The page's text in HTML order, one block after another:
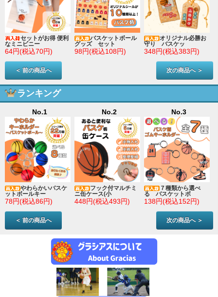
セットがお得 便利
なミニビニー
64円(税込70円)
バスケットボール
グッズ セット
98円(税込108円)
オリジナル必勝お
守り バスケッ
348円(税込383円)
＜ 前の商品へ 次の商品へ ＞
ランキング
No.1
やわらかいバスケ
ットボールキー
78円(税込86円)
No.2
フック付マルチミ
ニ缶ケース(小
448円(税込493円)
No.3
７種類から選べ
る バスケットボ
138円(税込152円)
＜ 前の商品へ 次の商品へ ＞